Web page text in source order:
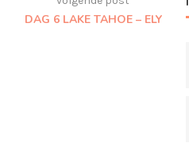
DAG 6 LAKE TAHOE – ELY